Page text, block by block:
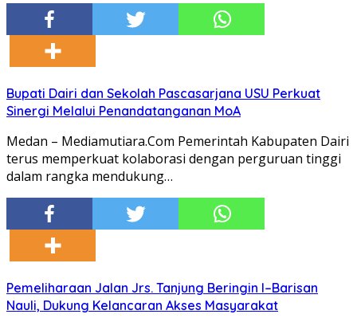
Bupati Dairi dan Sekolah Pascasarjana USU Perkuat
Sinergi Melalui Penandatanganan MoA
Medan – Mediamutiara.Com Pemerintah Kabupaten Dairi
terus memperkuat kolaborasi dengan perguruan tinggi
dalam rangka mendukung…
Pemeliharaan Jalan Jrs. Tanjung Beringin I–Barisan
Nauli, Dukung Kelancaran Akses Masyarakat